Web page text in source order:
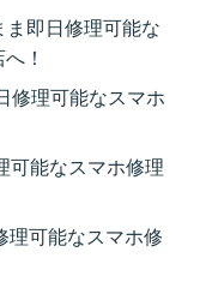
即日修理可能な
！
修理可能なスマホ
可能なスマホ修理
理可能なスマホ修